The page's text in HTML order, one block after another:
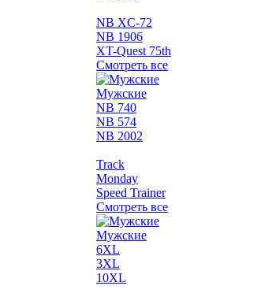
NB XC-72
NB 1906
XT-Quest 75th
Смотреть все
Мужские
NB 740
NB 574
NB 2002
Track
Monday
Speed Trainer
Смотреть все
Мужские
6XL
3XL
10XL